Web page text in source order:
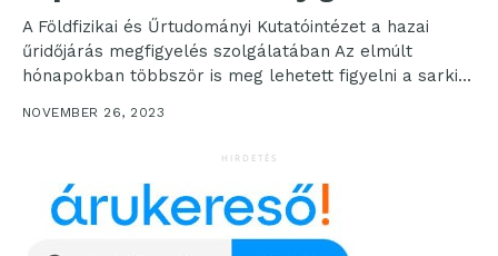
A Földfizikai és Űrtudományi Kutatóintézet a hazai
űridőjárás megfigyelés szolgálatában Az elmúlt
hónapokban többször is meg lehetett figyelni a sarki
NOVEMBER 26, 2023
HIRDETÉS